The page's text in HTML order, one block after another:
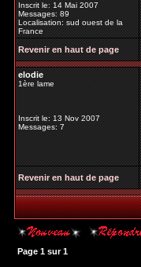
Inscrit le: 14 Mai 2007
Messages: 89
Localisation: sud ouest de la
France
Revenir en haut de page
elodie
1ère lame
Inscrit le: 13 Nov 2007
Messages: 7
Revenir en haut de page
Page 1 sur1